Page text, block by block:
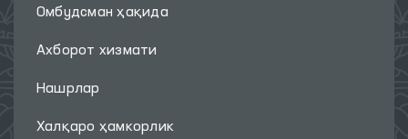
Омбудсман ҳақида
Ахборот хизмати
Нашрлар
Халқаро ҳамкорлик